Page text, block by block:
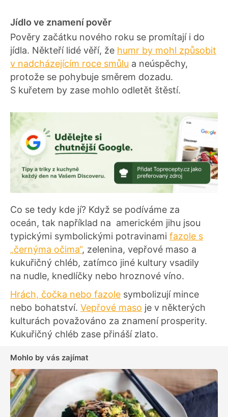
Jídlo ve znamení pověr
Pověry začátku nového roku se promítají i do
jídla. Někteří lidé věří, že humr by mohl způsobit
v nadcházejícím roce smůlu a neúspěchy,
protože se pohybuje směrem dozadu.
S kuřetem by zase mohlo odletět štěstí.
Co se tedy kde jí? Když se podíváme za
oceán, tak například na americkém jihu jsou
typickými symbolickými potravinami fazole s
„černýma očima“, zelenina, vepřové maso a
kukuřičný chléb, zatímco jiné kultury vsadily
na nudle, knedlíčky nebo hroznové víno.
Hrách, čočka nebo fazole symbolizují mince
nebo bohatství. Vepřové maso je v některých
kulturách považováno za znamení prosperity.
Kukuřičný chléb zase přináší zlato.
Mohlo by vás zajímat